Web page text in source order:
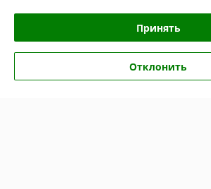
График работы
Принять
Отклонить